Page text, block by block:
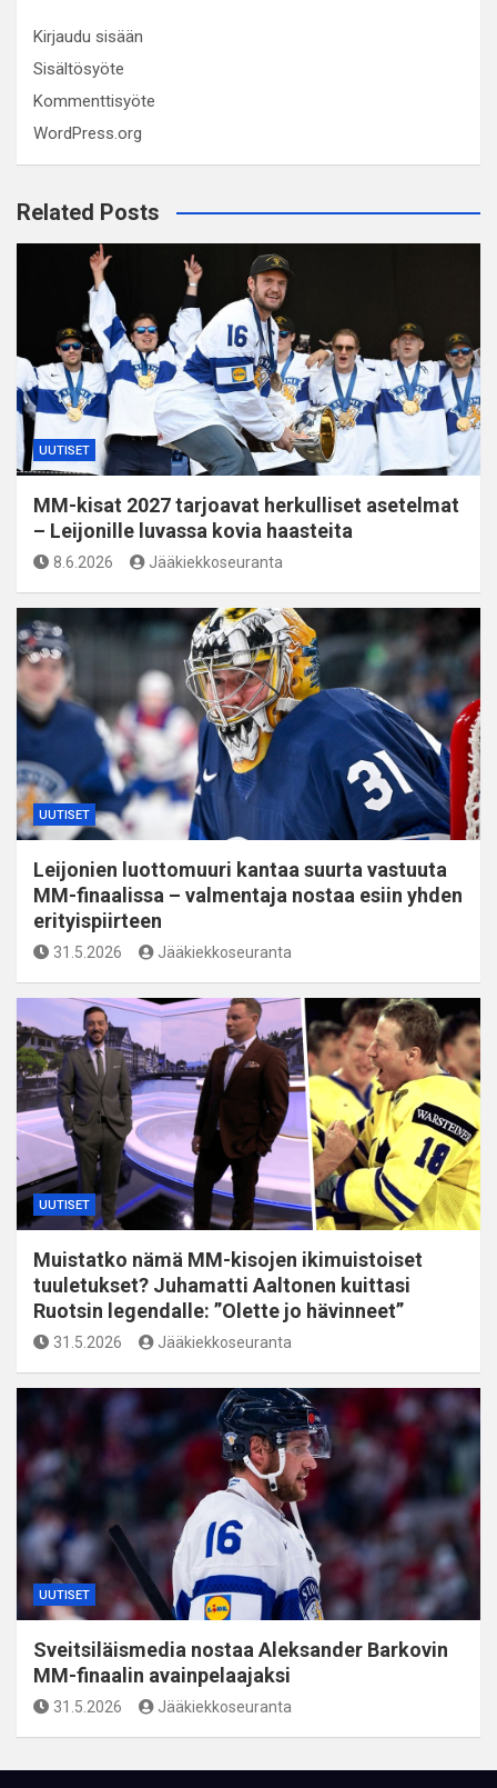
Kirjaudu sisään
Sisältösyöte
Kommenttisyöte
WordPress.org
Related Posts
UUTISET
MM-kisat 2027 tarjoavat herkulliset asetelmat
– Leijonille luvassa kovia haasteita
8.6.2026 Jääkiekkoseuranta
UUTISET
Leijonien luottomuuri kantaa suurta vastuuta
MM-finaalissa – valmentaja nostaa esiin yhden
erityispiirteen
31.5.2026 Jääkiekkoseuranta
UUTISET
Muistatko nämä MM-kisojen ikimuistoiset
tuuletukset? Juhamatti Aaltonen kuittasi
Ruotsin legendalle: ”Olette jo hävinneet”
31.5.2026 Jääkiekkoseuranta
UUTISET
Sveitsiläismedia nostaa Aleksander Barkovin
MM-finaalin avainpelaajaksi
31.5.2026 Jääkiekkoseuranta